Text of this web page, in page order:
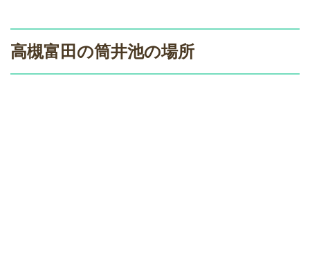
高槻富田の筒井池の場所